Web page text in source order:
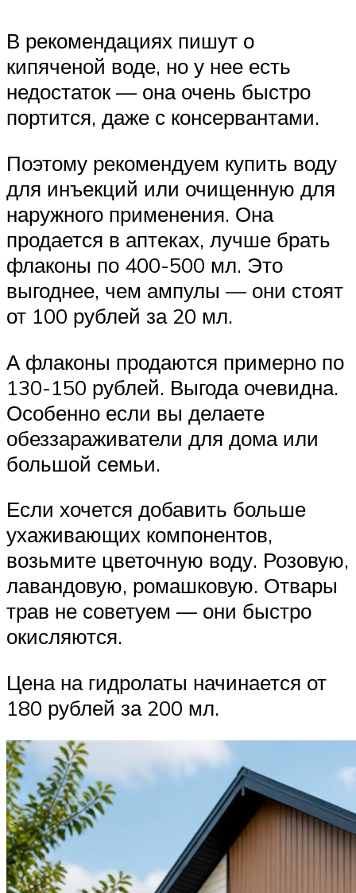
В рекомендациях пишут о
кипяченой воде, но у нее есть
недостаток — она очень быстро
портится, даже с консервантами.
Поэтому рекомендуем купить воду
для инъекций или очищенную для
наружного применения. Она
продается в аптеках, лучше брать
флаконы по 400-500 мл. Это
выгоднее, чем ампулы — они стоят
от 100 рублей за 20 мл.
А флаконы продаются примерно по
130-150 рублей. Выгода очевидна.
Особенно если вы делаете
обеззараживатели для дома или
большой семьи.
Если хочется добавить больше
ухаживающих компонентов,
возьмите цветочную воду. Розовую,
лавандовую, ромашковую. Отвары
трав не советуем — они быстро
окисляются.
Цена на гидролаты начинается от
180 рублей за 200 мл.